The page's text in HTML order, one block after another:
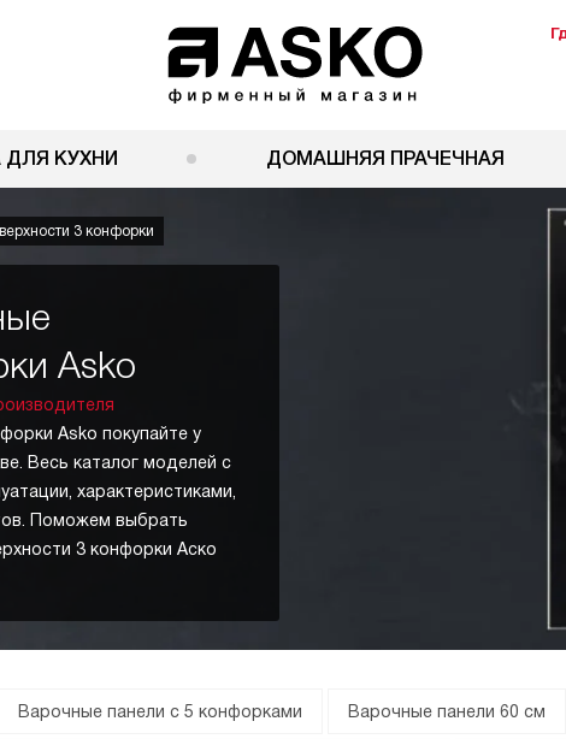
ДЛЯ КУХНИ ДОМАШНЯЯ ПРАЧЕЧНАЯ
3 конфорки
Asko
Asko покупайте у
Весь каталог моделей с
характеристиками,
Поможем выбрать
3 конфорки Аско
Варочные панели с 5 конфорками Варочные панели 60 см